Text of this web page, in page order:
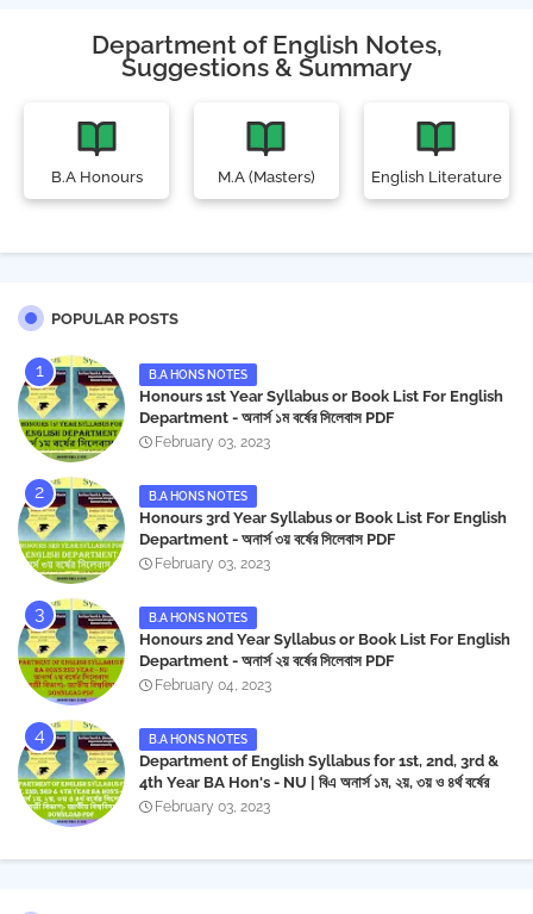
Department of English Notes,
Suggestions & Summary
B.A Honours M.A (Masters) English Literature
POPULAR POSTS
B.A HONS NOTES
Honours 1st Year Syllabus or Book List For English
Department - অনার্স ১ম বর্ষের সিলেবাস PDF
February 03, 2023
B.A HONS NOTES
Honours 3rd Year Syllabus or Book List For English
Department - অনার্স ৩য় বর্ষের সিলেবাস PDF
February 03, 2023
B.A HONS NOTES
Honours 2nd Year Syllabus or Book List For English
Department - অনার্স ২য় বর্ষের সিলেবাস PDF
February 04, 2023
B.A HONS NOTES
Department of English Syllabus for 1st, 2nd, 3rd &
4th Year BA Hon's - NU | বিএ অনার্স ১ম, ২য়, ৩য় ও ৪র্থ বর্ষের
সিলেবাস (ইংরেজী বিভাগ)- জাতীয় বিশ্ববিদ্যালয় | Download PDF
February 03, 2023